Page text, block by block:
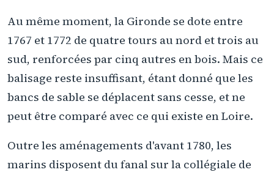
Au même moment, la Gironde se dote entre
1767 et 1772 de quatre tours au nord et trois au
sud, renforcées par cinq autres en bois. Mais ce
balisage reste insuffisant, étant donné que les
bancs de sable se déplacent sans cesse, et ne
peut être comparé avec ce qui existe en Loire.
Outre les aménagements d'avant 1780, les
marins disposent du fanal sur la collégiale de